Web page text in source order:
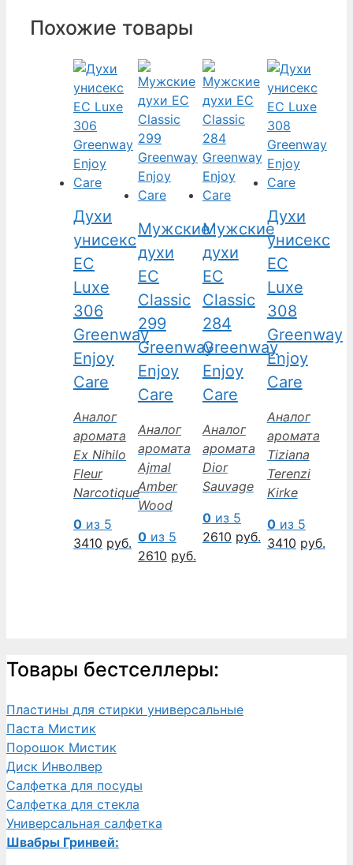
Похожие товары
Духи
унисекс
EC
Luxe
306
Greenway
Enjoy
Care
Аналог
аромата
Ex Nihilo
Fleur
Narcotique
0 из 5
3410 руб.
Мужские
духи
EC
Classic
299
Greenway
Enjoy
Care
Аналог
аромата
Ajmal
Amber
Wood
0из 5
2610 руб.
Мужские
духи
EC
Classic
284
Greenway
Enjoy
Care
Аналог
аромата
Dior
Sauvage
0из 5
2610 руб.
Духи
унисекс
EC
Luxe
308
Greenway
Enjoy
Care
Аналог
аромата
Tiziana
Terenzi
Kirke
0из 5
3410 руб.
Товары бестселлеры:
Пластины для стирки универсальные
Паста Мистик
Порошок Мистик
Диск Инволвер
Салфетка для посуды
Салфетка для стекла
Универсальная салфетка
Швабры Гринвей: